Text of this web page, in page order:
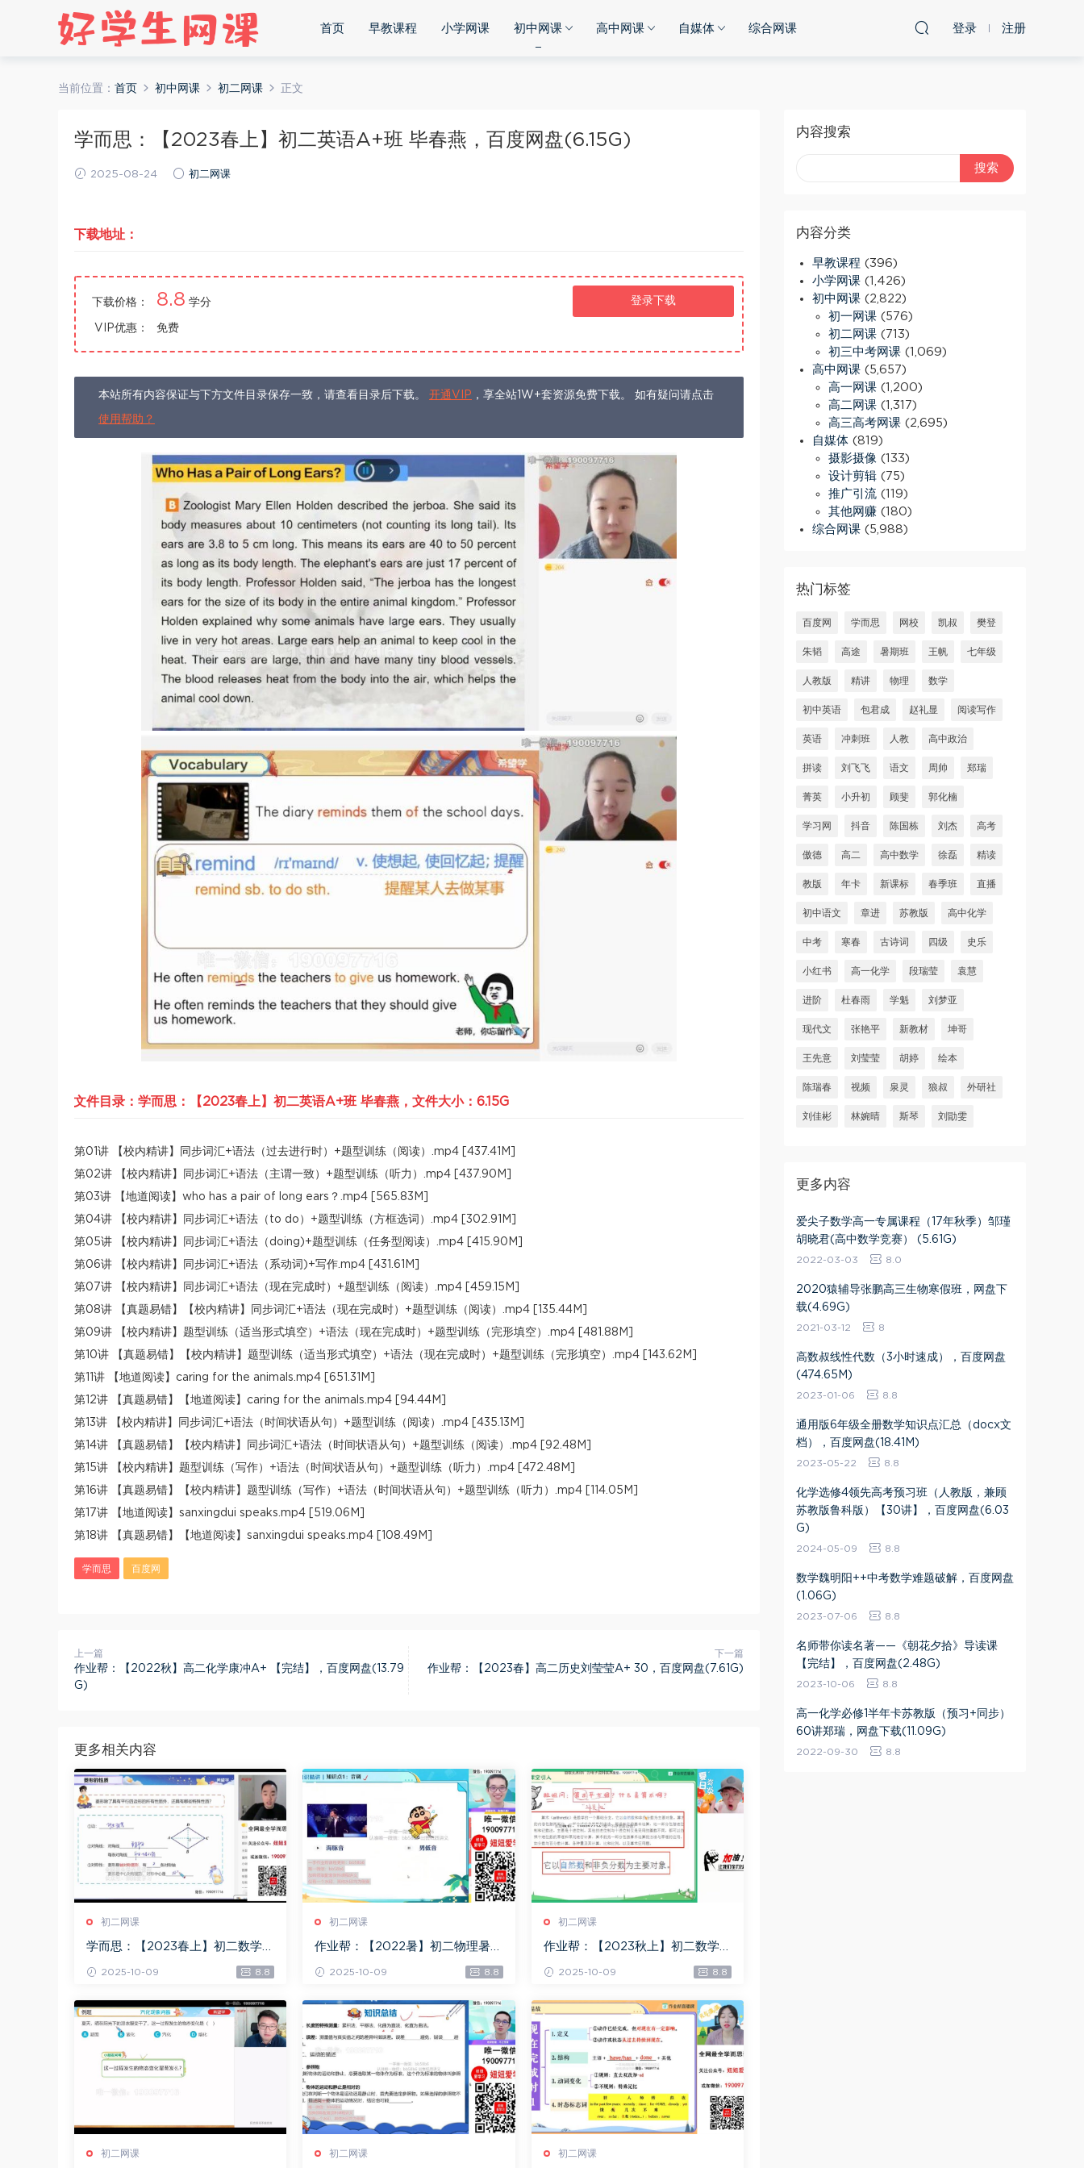
首页 早教课程 小学网课 初中网课 高中网课 自媒体 综合网课 登录 注册
当前位置： 首页 初中网课 初二网课 正文
学而思：【2023春上】初二英语A+班 毕春燕，百度网盘(6.15G)
2025-08-24 初二网课
下载地址：
下载价格： 8.8 学分
VIP优惠： 免费
登录下载
本站所有内容保证与下方文件目录保存一致，请查看目录后下载。 开通VIP ，享全站1W+套资源免费下载。 如有疑问请点击
使用帮助？
文件目录：学而思：【2023春上】初二英语A+班 毕春燕，文件大小：6.15G
第01讲 【校内精讲】同步词汇+语法（过去进行时）+题型训练（阅读）.mp4 [437.41M]
第02讲 【校内精讲】同步词汇+语法（主谓一致）+题型训练（听力）.mp4 [437.90M]
第03讲 【地道阅读】who has a pair of long ears？.mp4 [565.83M]
第04讲 【校内精讲】同步词汇+语法（to do）+题型训练（方框选词）.mp4 [302.91M]
第05讲 【校内精讲】同步词汇+语法（doing)+题型训练（任务型阅读）.mp4 [415.90M]
第06讲 【校内精讲】同步词汇+语法（系动词)+写作.mp4 [431.61M]
第07讲 【校内精讲】同步词汇+语法（现在完成时）+题型训练（阅读）.mp4 [459.15M]
第08讲 【真题易错】【校内精讲】同步词汇+语法（现在完成时）+题型训练（阅读）.mp4 [135.44M]
第09讲 【校内精讲】题型训练（适当形式填空）+语法（现在完成时）+题型训练（完形填空）.mp4 [481.88M]
第10讲 【真题易错】【校内精讲】题型训练（适当形式填空）+语法（现在完成时）+题型训练（完形填空）.mp4 [143.62M]
第11讲 【地道阅读】caring for the animals.mp4 [651.31M]
第12讲 【真题易错】【地道阅读】caring for the animals.mp4 [94.44M]
第13讲 【校内精讲】同步词汇+语法（时间状语从句）+题型训练（阅读）.mp4 [435.13M]
第14讲 【真题易错】【校内精讲】同步词汇+语法（时间状语从句）+题型训练（阅读）.mp4 [92.48M]
第15讲 【校内精讲】题型训练（写作）+语法（时间状语从句）+题型训练（听力）.mp4 [472.48M]
第16讲 【真题易错】【校内精讲】题型训练（写作）+语法（时间状语从句）+题型训练（听力）.mp4 [114.05M]
第17讲 【地道阅读】sanxingdui speaks.mp4 [519.06M]
第18讲 【真题易错】【地道阅读】sanxingdui speaks.mp4 [108.49M]
学而思 百度网
上一篇
作业帮：【2022秋】高二化学康冲A+ 【完结】，百度网盘(13.79
G)
下一篇
作业帮：【2023春】高二历史刘莹莹A+ 30，百度网盘(7.61G)
更多相关内容
初二网课
学而思：【2023春上】初二数学S
2025-10-09 8.8
初二网课
作业帮：【2022暑】初二物理暑假
2025-10-09 8.8
初二网课
作业帮：【2023秋上】初二数学北
2025-10-09 8.8
初二网课 初二网课 初二网课
内容搜索
内容分类
早教课程 (396)
小学网课 (1,426)
初中网课 (2,822)
初一网课 (576)
初二网课 (713)
初三中考网课 (1,069)
高中网课 (5,657)
高一网课 (1,200)
高二网课 (1,317)
高三高考网课 (2,695)
自媒体 (819)
摄影摄像 (133)
设计剪辑 (75)
推广引流 (119)
其他网赚 (180)
综合网课 (5,988)
热门标签
百度网 学而思 网校 凯叔 樊登
朱韬 高途 暑期班 王帆 七年级
人教版 精讲 物理 数学
初中英语 包君成 赵礼显 阅读写作
英语 冲刺班 人教 高中政治
拼读 刘飞飞 语文 周帅 郑瑞
菁英 小升初 顾斐 郭化楠
学习网 抖音 陈国栋 刘杰 高考
傲德 高二 高中数学 徐磊 精读
教版 年卡 新课标 春季班 直播
初中语文 章进 苏教版 高中化学
中考 寒春 古诗词 四级 史乐
小红书 高一化学 段瑞莹 袁慧
进阶 杜春雨 学魁 刘梦亚
现代文 张艳平 新教材 坤哥
王先意 刘莹莹 胡婷 绘本
陈瑞春 视频 泉灵 狼叔 外研社
刘佳彬 林婉晴 斯琴 刘勖雯
更多内容
爱尖子数学高一专属课程（17年秋季）邹瑾
胡晓君(高中数学竞赛） (5.61G)
2022-03-03 8.0
2020猿辅导张鹏高三生物寒假班，网盘下
载(4.69G)
2021-03-12 8
高数叔线性代数（3小时速成），百度网盘
(474.65M)
2023-01-06 8.8
通用版6年级全册数学知识点汇总（docx文
档），百度网盘(18.41M)
2023-05-22 8.8
化学选修4领先高考预习班（人教版，兼顾
苏教版鲁科版）【30讲】，百度网盘(6.03
G)
2024-05-09 8.8
数学魏明阳++中考数学难题破解，百度网盘
(1.06G)
2023-07-06 8.8
名师带你读名著——《朝花夕拾》导读课
【完结】，百度网盘(2.48G)
2023-10-06 8.8
高一化学必修1半年卡苏教版（预习+同步）
60讲郑瑞，网盘下载(11.09G)
2022-09-30 8.8